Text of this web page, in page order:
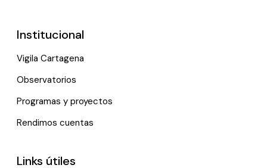
Institucional
Vigila Cartagena
Observatorios
Programas y proyectos
Rendimos cuentas
Links útiles